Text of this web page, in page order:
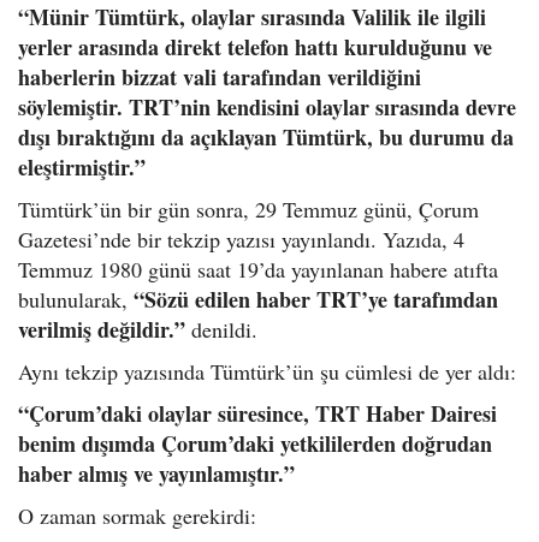
“Münir Tümtürk, olaylar sırasında Valilik ile ilgili
yerler arasında direkt telefon hattı kurulduğunu ve
haberlerin bizzat vali tarafından verildiğini
söylemiştir. TRT’nin kendisini olaylar sırasında devre
dışı bıraktığını da açıklayan Tümtürk, bu durumu da
eleştirmiştir.”
Tümtürk’ün bir gün sonra, 29 Temmuz günü, Çorum
Gazetesi’nde bir tekzip yazısı yayınlandı. Yazıda, 4
Temmuz 1980 günü saat 19’da yayınlanan habere atıfta
bulunularak, “Sözü edilen haber TRT’ye tarafımdan
verilmiş değildir.” denildi.
Aynı tekzip yazısında Tümtürk’ün şu cümlesi de yer aldı:
“Çorum’daki olaylar süresince, TRT Haber Dairesi
benim dışımda Çorum’daki yetkililerden doğrudan
haber almış ve yayınlamıştır.”
O zaman sormak gerekirdi: